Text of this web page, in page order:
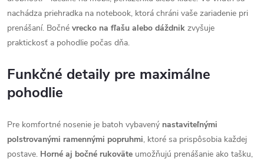
nachádza priehradka na notebook, ktorá chráni vaše zariadenie pri
prenášaní. Bočné vrecko na fľašu alebo dáždnik zvyšuje
praktickosť a pohodlie počas dňa.
Funkčné detaily pre maximálne
pohodlie
Pre komfortné nosenie je batoh vybavený nastaviteľnými
polstrovanými ramennými popruhmi, ktoré sa prispôsobia každej
postave. Horné aj bočné rukoväte umožňujú prenášanie ako tašku,